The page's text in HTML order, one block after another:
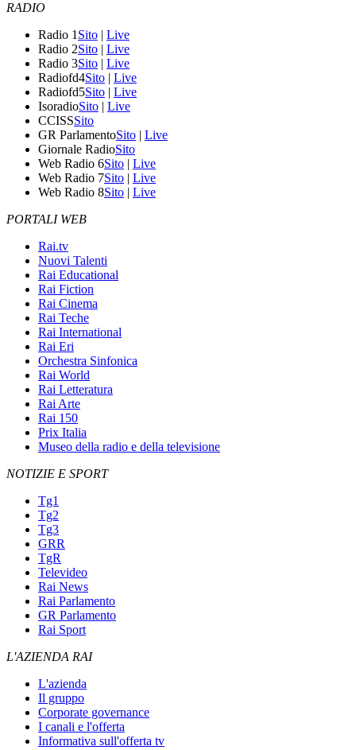
RADIO
Radio 1 Sito | Live
Radio 2Sito | Live
Radio 3Sito | Live
Radiofd4Sito | Live
Radiofd5Sito | Live
IsoradioSito | Live
CCISSSito
GR ParlamentoSito | Live
Giornale RadioSito
Web Radio 6Sito | Live
Web Radio 7Sito | Live
Web Radio 8Sito | Live
PORTALI WEB
Rai.tv
Nuovi Talenti
Rai Educational
Rai Fiction
Rai Cinema
Rai Teche
Rai International
Rai Eri
Orchestra Sinfonica
Rai World
Rai Letteratura
Rai Arte
Rai 150
Prix Italia
Museo della radio e della televisione
NOTIZIE E SPORT
Tg1
Tg2
Tg3
GRR
TgR
Televideo
Rai News
Rai Parlamento
GR Parlamento
Rai Sport
L'AZIENDA RAI
L'azienda
Il gruppo
Corporate governance
I canali e l'offerta
Informativa sull'offerta tv